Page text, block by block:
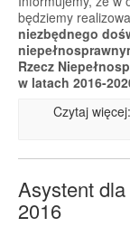
będziemy
niezbędnego
Rzecz
w latach 2016-
Czytaj
Asystent
2016